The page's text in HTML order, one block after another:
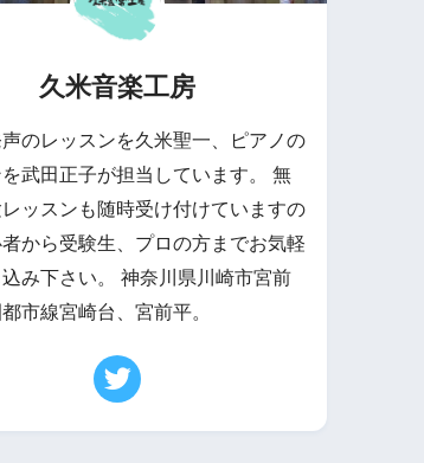
久米音楽工房
のレッスンを久米聖一、ピアノの
武田正子が担当しています。 無
ッスンも随時受け付けていますの
から受験生、プロの方までお気軽
み下さい。 神奈川県川崎市宮前
市線宮崎台、宮前平。